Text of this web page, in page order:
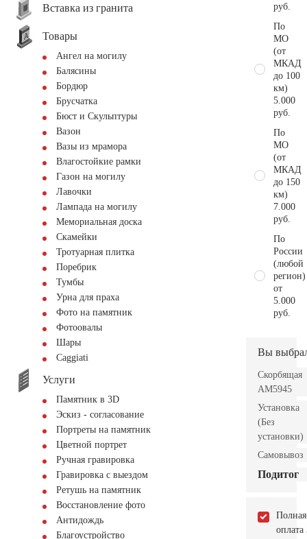
Вставка из гранита
Товары
Ангел на могилу
Балясины
Бордюр
Брусчатка
Бюст и Скульптуры
Вазон
Вазы из мрамора
Влагостойкие рамки
Газон на могилу
Лавочки
Лампада на могилу
Мемориальная доска
Скамейки
Тротуарная плитка
Поребрик
Тумбы
Урна для праха
Фото на памятник
Фотоовалы
Шары
Сaggiati
Услуги
Памятник в 3D
Эскиз - согласование
Портреты на памятник
Цветной портрет
Ручная гравировка
Гравировка с выездом
Ретушь на памятник
Восстановление фото
Антидождь
Благоустройство
руб.
По
МО
(от
МКАД
до 100
км)
5.000
руб.
По
МО
(от
МКАД
до 150
км)
7.000
руб.
По
России
(любой
регион)
от
5.000
руб.
Вы
Скорбящая
AM5945
Установка
(Без
установки)
Самовывоз
Подитог
Полная
оплата